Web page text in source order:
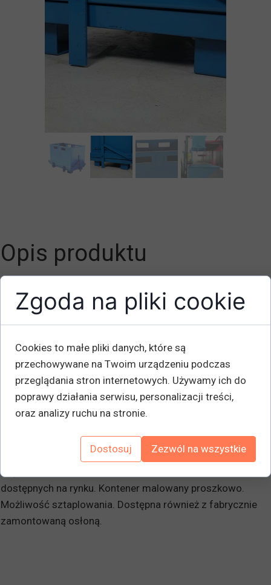
Opis produktu
Nośność kg: 800
Pojemność L: 700
Długość mm: 1200
Szerokość mm: 800
Wysokość mm: 900
Waga kg: 115
Zawsze łatwe do opróżnienia, ponieważ otwiera się całe
Powinien zostać opróżniony za pomocą wózka widłowego
lub podnośnika. Można go przemieszczać za pomocą
większości wózków widłowych i podnośników widłowych
dostępnych na rynku. Kontener malowany proszkowo.
Możliwość sztaplowania. Dostępna również z fabrycznie
zamontowaną osłoną.
Zgoda na pliki cookie
Cookies to małe pliki danych, które są
przechowywane na Twoim urządzeniu podczas
przeglądania stron internetowych. Używamy ich do
poprawy działania serwisu, personalizacji treści,
oraz analizy ruchu na stronie.
Dostosuj Zezwól na wszystkie